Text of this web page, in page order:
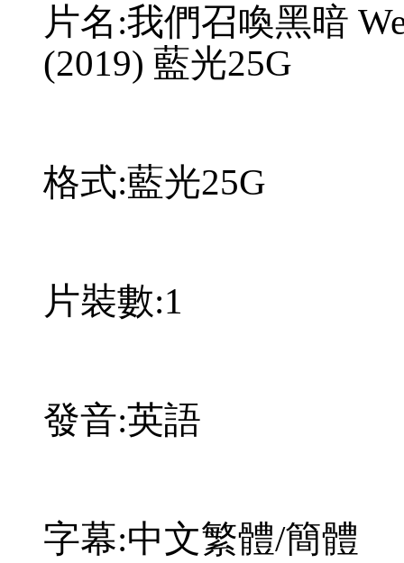
片名:我們召喚黑暗
(2019) 藍光25G
格式:藍光25G
片裝數:1
發音:英語
字幕:中文繁體/簡體